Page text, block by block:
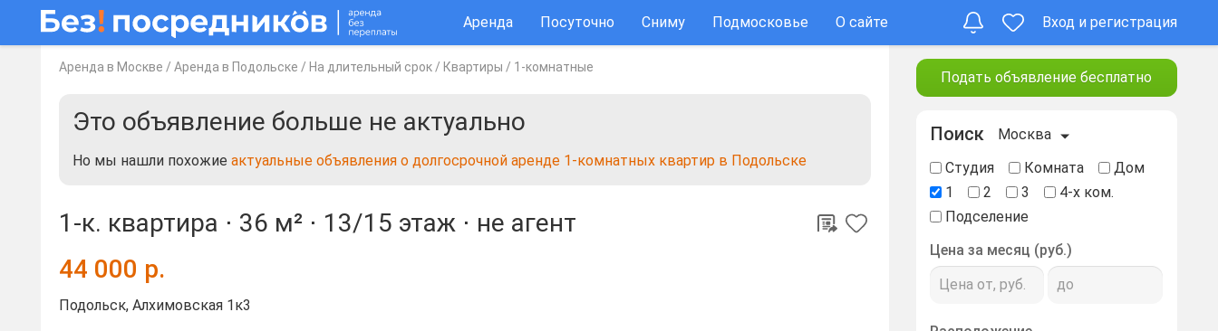
Аренда Посуточно Сниму Подмосковье О сайте Вход и регистрация
Аренда в Москве / Аренда в Подольске / На длительный срок / Квартиры / 1-комнатные
Это объявление больше не актуально
Но мы нашли похожие актуальные объявления о долгосрочной аренде 1-комнатных квартир в Подольске
1-к. квартира ⋅ 36 м² ⋅ 13/15 этаж ⋅ не агент
44 000 р.
Подольск, Алхимовская 1к3
Подать объявление бесплатно
Поиск
Москва
Студия
Комната
Дом
1
2 3
4-х ком.
Подселение
Цена за месяц (руб.)